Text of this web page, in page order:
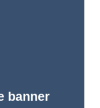
banner